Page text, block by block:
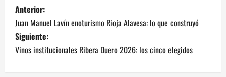
N
a
v
Anterior:
Juan Manuel Lavín enoturismo Rioja Alavesa: lo que construyó
Siguiente:
Vinos institucionales Ribera Duero 2026: los cinco elegidos